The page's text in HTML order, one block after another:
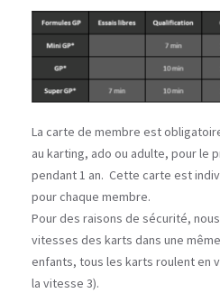
La carte de membre est
au karting, ado ou adulte, pour le
pendant 1 an. Cette carte est
pour chaque membre.
Pour des raisons de sécurité,
vitesses des karts dans une
enfants, tous les karts roulent en
la vitesse 3).